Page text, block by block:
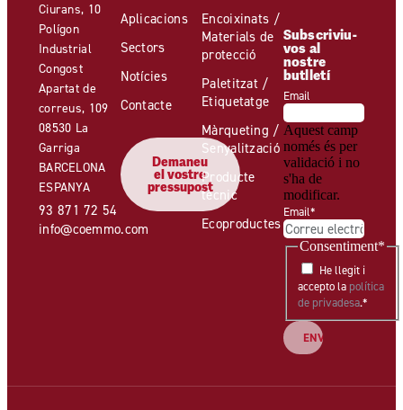
Ciurans, 10
Polígon
Industrial
Congost
Apartat de
correus, 109
08530 La
Garriga
BARCELONA
ESPANYA
93 871 72 54
info@coemmo.com
Aplicacions
Sectors
Notícies
Contacte
Demaneu
el vostre
pressupost
Encoixinats /
Materials de
protecció
Paletitzat /
Etiquetatge
Màrqueting /
Senyalització
Producte
tècnic
Ecoproductes
Subscriviu-
vos al
nostre
butlletí
Email
Aquest camp
només és per
validació i no
s'ha de
modificar.
Email*
Consentiment*
He llegit i
accepto la política
de privadesa.*